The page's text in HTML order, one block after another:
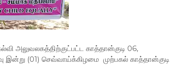
அலுவலகத்திற்குட்பட்ட காத்தான்குடி 06,
இன்று (01) செவ்வாய்க்கிழமை முற்பகல் காத்தான்குடி